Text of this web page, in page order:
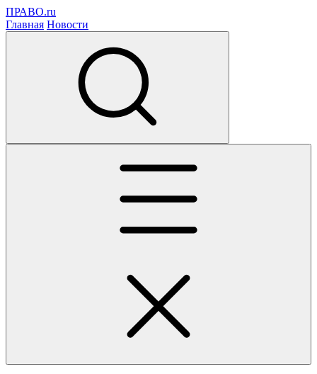
ПРАВО.ru
Главная Новости